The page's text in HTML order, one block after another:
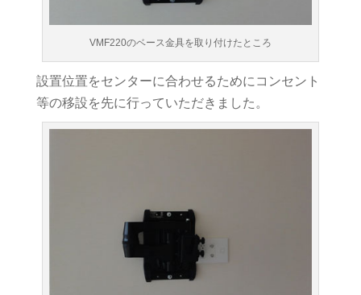
VMF220のベース金具を取り付けたところ
設置位置をセンターに合わせるためにコンセント
等の移設を先に行っていただきました。